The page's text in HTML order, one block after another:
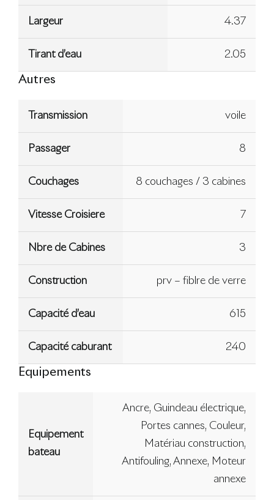
Largeur 4.37
Tirant d’eau 2.05
Autres
Transmission voile
Passager 8
Couchages 8 couchages / 3 cabines
Vitesse Croisiere 7
Nbre de Cabines 3
Construction prv – fiblre de verre
Capacité d’eau 615
Capacité caburant 240
Equipements
Equipement
bateau
Ancre, Guindeau électrique,
Portes cannes, Couleur,
Matériau construction,
Antifouling, Annexe, Moteur
annexe